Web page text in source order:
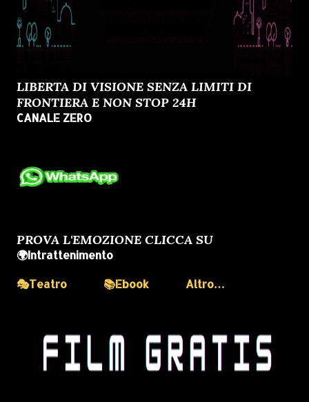
LIBERTA DI VISIONE SENZA LIMITI DI
FRONTIERA E NON STOP 24H
CANALE ZERO
PROVA L'EMOZIONE CLICCA SU
🌍Intrattenimento
🎭Teatro
📚Ebook Altro…